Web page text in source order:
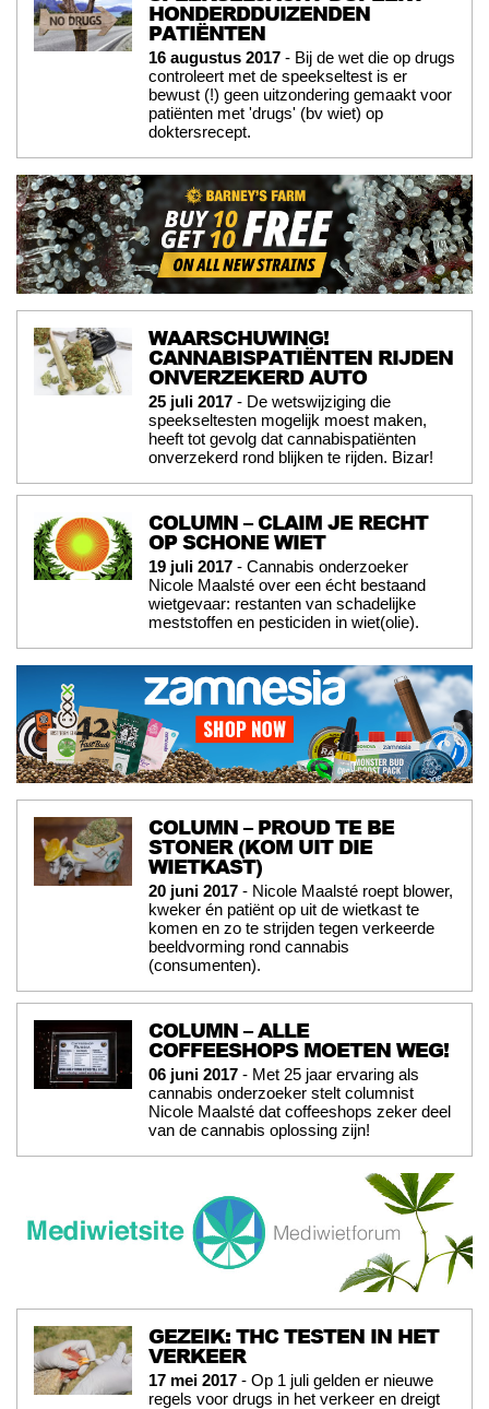
HONDERDDUIZENDEN
PATIËNTEN
16 augustus 2017 - Bij de wet die op drugs
controleert met de speekseltest is er
bewust (!) geen uitzondering gemaakt voor
patiënten met 'drugs' (bv wiet) op
doktersrecept.
WAARSCHUWING!
CANNABISPATIËNTEN RIJDEN
ONVERZEKERD AUTO
25 juli 2017 - De wetswijziging die
speekseltesten mogelijk moest maken,
heeft tot gevolg dat cannabispatiënten
onverzekerd rond blijken te rijden. Bizar!
COLUMN – CLAIM JE RECHT
OP SCHONE WIET
19 juli 2017 - Cannabis onderzoeker
Nicole Maalsté over een écht bestaand
wietgevaar: restanten van schadelijke
meststoffen en pesticiden in wiet(olie).
COLUMN – PROUD TE BE
STONER (KOM UIT DIE
WIETKAST)
20 juni 2017 - Nicole Maalsté roept blower,
kweker én patiënt op uit de wietkast te
komen en zo te strijden tegen verkeerde
beeldvorming rond cannabis
(consumenten).
COLUMN – ALLE
COFFEESHOPS MOETEN WEG!
06 juni 2017 - Met 25 jaar ervaring als
cannabis onderzoeker stelt columnist
Nicole Maalsté dat coffeeshops zeker deel
van de cannabis oplossing zijn!
GEZEIK: THC TESTEN IN HET
VERKEER
17 mei 2017 - Op 1 juli gelden er nieuwe
regels voor drugs in het verkeer en dreigt